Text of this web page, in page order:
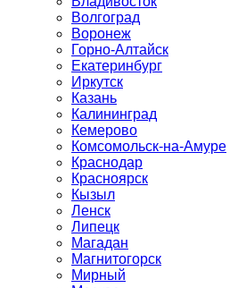
Волгоград
Воронеж
Горно-Алтайск
Екатеринбург
Иркутск
Казань
Калининград
Кемерово
Комсомольск-на-Амуре
Краснодар
Красноярск
Кызыл
Ленск
Липецк
Магадан
Магнитогорск
Мирный